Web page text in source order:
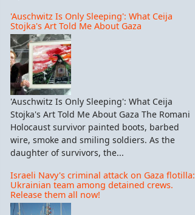
'Auschwitz Is Only Sleeping': What Ceija
Stojka's Art Told Me About Gaza
'Auschwitz Is Only Sleeping': What Ceija
Stojka's Art Told Me About Gaza The Romani
Holocaust survivor painted boots, barbed
wire, smoke and smiling soldiers. As the
daughter of survivors, the...
Israeli Navy's criminal attack on Gaza flotilla:
Ukrainian team among detained crews.
Release them all now!